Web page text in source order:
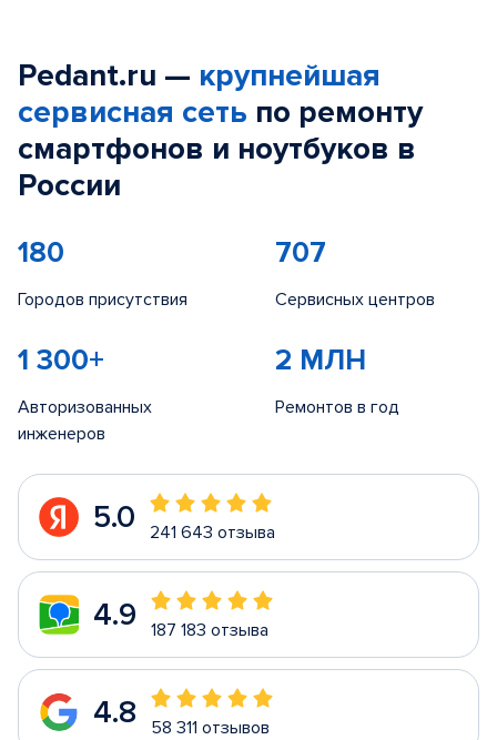
Pedant.ru — крупнейшая
сервисная сеть по ремонту
смартфонов и ноутбуков в
России
180
Городов присутствия
707
Сервисных центров
1 300+
Авторизованных
инженеров
2 МЛН
Ремонтов в год
5.0 241 643 отзыва
4.9 187 183 отзыва
4.8 58 311 отзывов